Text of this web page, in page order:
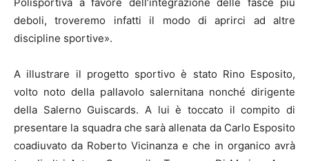
Polisportiva a favore dell’integrazione delle fasce più
deboli, troveremo infatti il modo di aprirci ad altre
discipline sportive».
A illustrare il progetto sportivo è stato Rino Esposito,
volto noto della pallavolo salernitana nonché dirigente
della Salerno Guiscards. A lui è toccato il compito di
presentare la squadra che sarà allenata da Carlo Esposito
coadiuvato da Roberto Vicinanza e che in organico avrà